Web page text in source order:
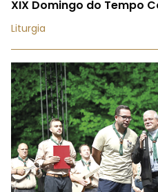
XIX Domingo do Tempo
Liturgia